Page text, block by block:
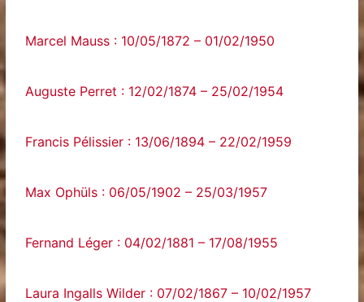
Marcel Mauss : 10/05/1872 – 01/02/1950
Auguste Perret : 12/02/1874 – 25/02/1954
Francis Pélissier : 13/06/1894 – 22/02/1959
Max Ophüls : 06/05/1902 – 25/03/1957
Fernand Léger : 04/02/1881 – 17/08/1955
Laura Ingalls Wilder : 07/02/1867 – 10/02/1957